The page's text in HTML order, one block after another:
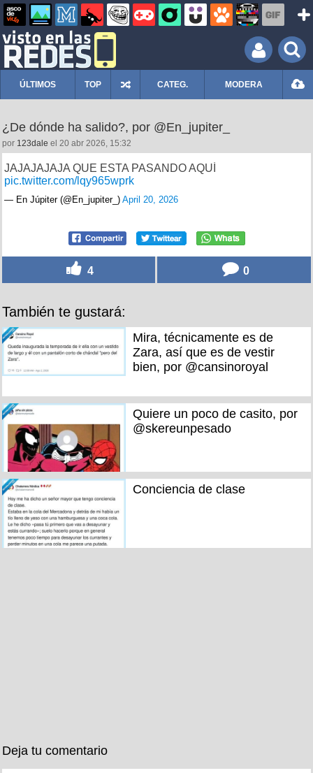
ÚLTIMOS TOP CATEG. MODERA
¿De dónde ha salido?, por @En_jupiter_
por 123dale el 20 abr 2026, 15:32
JAJAJAJAJA QUE ESTA PASANDO AQUÍ
pic.twitter.com/lqy965wprk
— En Júpiter (@En_jupiter_) April 20, 2026
4 0
También te gustará:
Mira, técnicamente es de
Zara, así que es de vestir
bien, por @cansinoroyal
Quiere un poco de casito, por
@skereunpesado
Conciencia de clase
Deja tu comentario